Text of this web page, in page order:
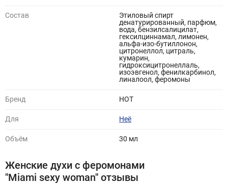
Состав
Этиловый спирт
денатурированный, парфюм,
вода, бензилсалицилат,
гексилциннамал, лимонен,
альфа-изо-бутиллонон,
цитронеллол, цитраль,
кумарин,
гидроксицитронеллаль,
изоэвгенол, фенилкарбинол,
линалоол, феромоны
Бренд HOT
Для Неё
Объём 30 мл
Женские духи с феромонами
"Miami sexy woman" отзывы